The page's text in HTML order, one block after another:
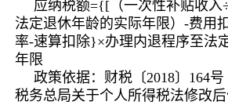
应纳税额={[（一次性补贴收入
法定退休年龄的实际年限）-费用
率-速算扣除}×办理内退程序至法
年限
政策依据：财税〔2018〕164
税务总局关于个人所得税法修改